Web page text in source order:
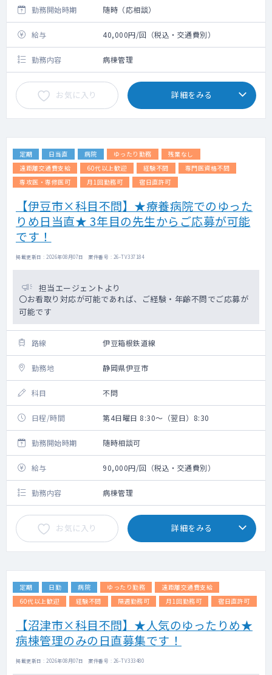
勤務開始時期 随時（応相談）
給与 40,000円/回（税込・交通費別）
勤務内容 病棟管理
お気に入り 詳細をみる
定期 日当直 病院 ゆったり勤務
残業なし
遠距離交通費支給
60代以上歓迎 経験不問
専門医資格不問
専攻医・専修医可
月1回勤務可 宿日直許可
【伊豆市×科目不問】★療養病院でのゆった
りめ日当直★ 3年目の先生からご応募が可能
です！
掲載更新日 : 2026年08月07日 案件番号 : 26-TV337184
担当エージェントより
〇お看取り対応が可能であれば、ご経験・年齢不問でご応募が
可能です
路線 伊豆箱根鉄道線
勤務地 静岡県伊豆市
科目 不問
日程/時間 第4日曜日 8:30～（翌日）8:30
勤務開始時期 随時相談可
給与 90,000円/回（税込・交通費別）
勤務内容 病棟管理
お気に入り 詳細をみる
定期 日勤 病院 ゆったり勤務
遠距離交通費支給
60代以上歓迎
経験不問 隔週勤務可 月1回勤務可 宿日直許可
【沼津市×科目不問】★人気のゆったりめ★
病棟管理のみの日直募集です！
掲載更新日 : 2026年08月07日 案件番号 : 26-TV333480